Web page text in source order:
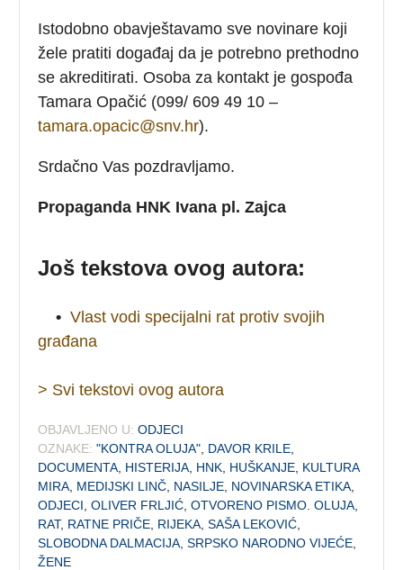
Istodobno obavještavamo sve novinare koji
žele pratiti događaj da je potrebno prethodno
se akreditirati. Osoba za kontakt je gospođa
Tamara Opačić (099/ 609 49 10 –
tamara.opacic@snv.hr).
Srdačno Vas pozdravljamo.
Propaganda HNK Ivana pl. Zajca
Još tekstova ovog autora:
• Vlast vodi specijalni rat protiv svojih
građana
> Svi tekstovi ovog autora
OBJAVLJENO U: ODJECI
OZNAKE: "KONTRA OLUJA" DAVOR KRILE
DOCUMENTA HISTERIJA HNK HUŠKANJE KULTURA
MIRA MEDIJSKI LINČ NASILJE NOVINARSKA ETIKA
ODJECI ,OLIVER FRLJIĆ ,OTVORENO PISMO. OLUJA
RAT, RATNE PRIČE RIJEKA ,SAŠA LEKOVIĆ
SLOBODNA DALMACIJA ,SRPSKO NARODNO VIJEĆE
ŽENE